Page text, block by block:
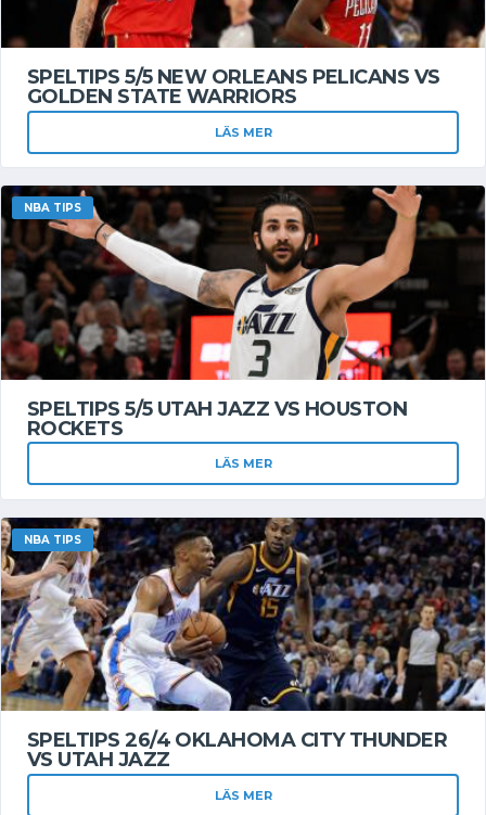
SPELTIPS 5/5 NEW ORLEANS PELICANS VS
GOLDEN STATE WARRIORS
LÄS MER
NBA TIPS
SPELTIPS 5/5 UTAH JAZZ VS HOUSTON
ROCKETS
LÄS MER
NBA TIPS
SPELTIPS 26/4 OKLAHOMA CITY THUNDER
VS UTAH JAZZ
LÄS MER